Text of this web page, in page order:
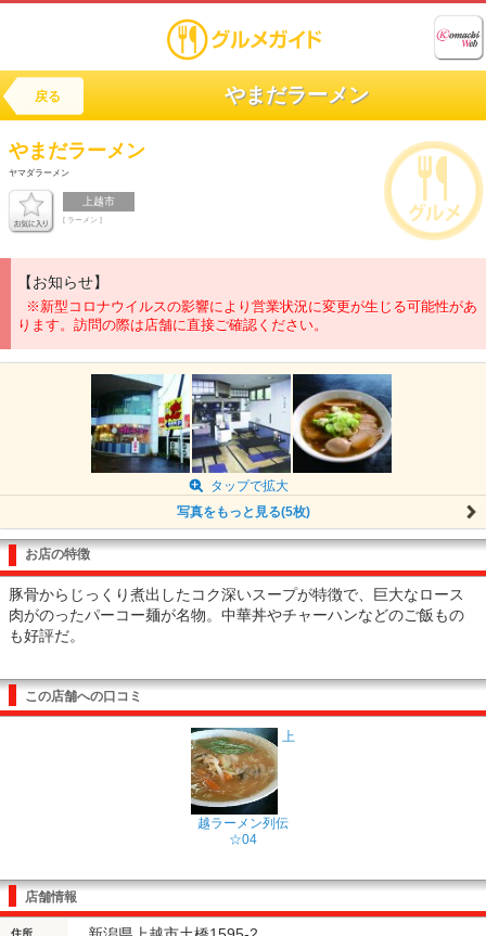
戻る やまだラーメン
やまだラーメン
ヤマダラーメン
上越市
[ ラーメン ]
【お知らせ】
※新型コロナウイルスの影響により営業状況に変更が生じる可能性があ
ります。訪問の際は店舗に直接ご確認ください。
タップで拡大
写真をもっと見る(5枚)
お店の特徴
豚骨からじっくり煮出したコク深いスープが特徴で、巨大なロース
肉がのったパーコー麺が名物。中華丼やチャーハンなどのご飯もの
も好評だ。
この店舗への口コミ
上
越ラーメン列伝
☆04
店舗情報
住所